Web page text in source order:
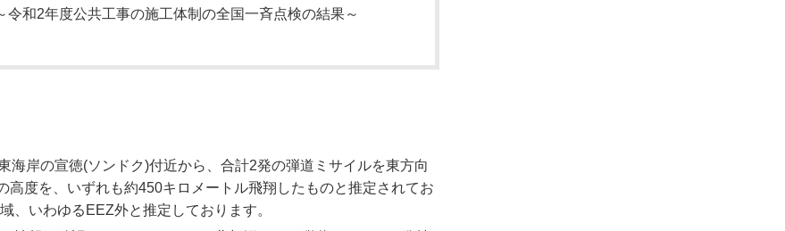
和2年度公共工事の施工体制の全国一斉点検の結果～
岸の宣徳(ソンドク)付近から、合計2発の弾道ミサイルを東方向
度を、いずれも約450キロメートル飛翔したものと推定されてお
、いわゆるEEZ外と推定しております。